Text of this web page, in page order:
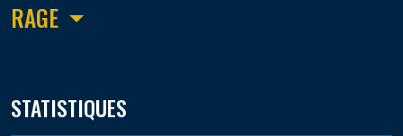
RAGE
STATISTIQUES